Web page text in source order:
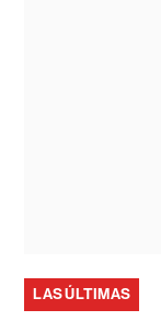
LAS ÚLTIMAS